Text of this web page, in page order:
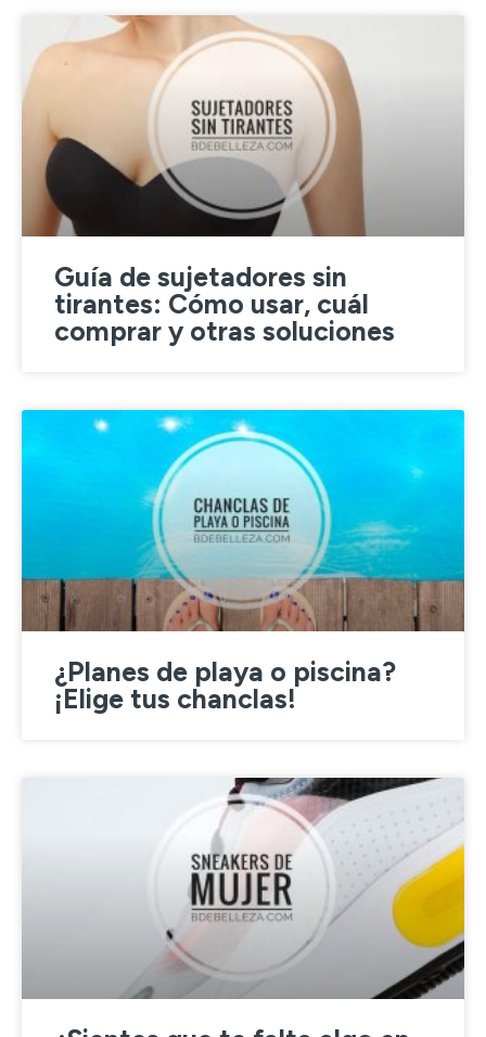
Guía de sujetadores sin
tirantes: Cómo usar, cuál
comprar y otras soluciones
¿Planes de playa o piscina?
¡Elige tus chanclas!